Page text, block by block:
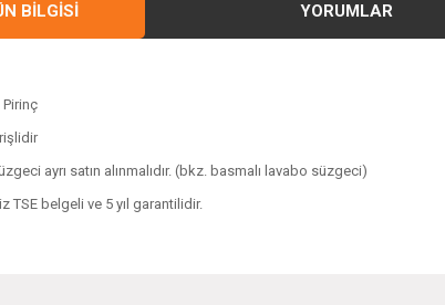
BILGISI YORUMLAR
ayrı satın alınmalıdır. (bkz. basmalı lavabo süzgeci)
TSE belgeli ve 5 yıl garantilidir.